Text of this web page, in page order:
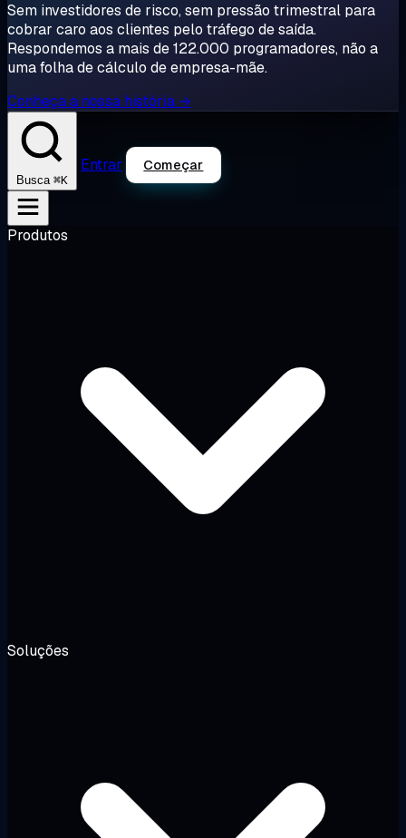
Sem investidores de risco, sem pressão trimestral para
cobrar caro aos clientes pelo tráfego de saída.
Respondemos a mais de 122.000 programadores, não a
uma folha de cálculo de empresa-mãe.
Conheça a nossa história →
Busca ⌘K
Entrar Começar
Produtos
Soluções